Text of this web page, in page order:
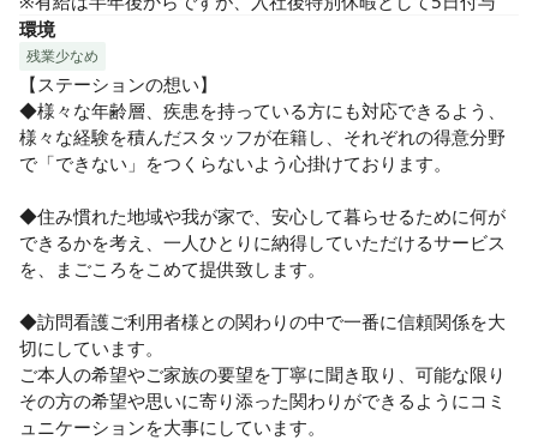
環境
残業少なめ
【ステーションの想い】
◆様々な年齢層、疾患を持っている方にも対応できるよう、
様々な経験を積んだスタッフが在籍し、それぞれの得意分野
で「できない」をつくらないよう心掛けております。
◆住み慣れた地域や我が家で、安心して暮らせるために何が
できるかを考え、一人ひとりに納得していただけるサービス
を、まごころをこめて提供致します。
◆訪問看護ご利用者様との関わりの中で一番に信頼関係を大
切にしています。
ご本人の希望やご家族の要望を丁寧に聞き取り、可能な限り
その方の希望や思いに寄り添った関わりができるようにコミ
ュニケーションを大事にしています。